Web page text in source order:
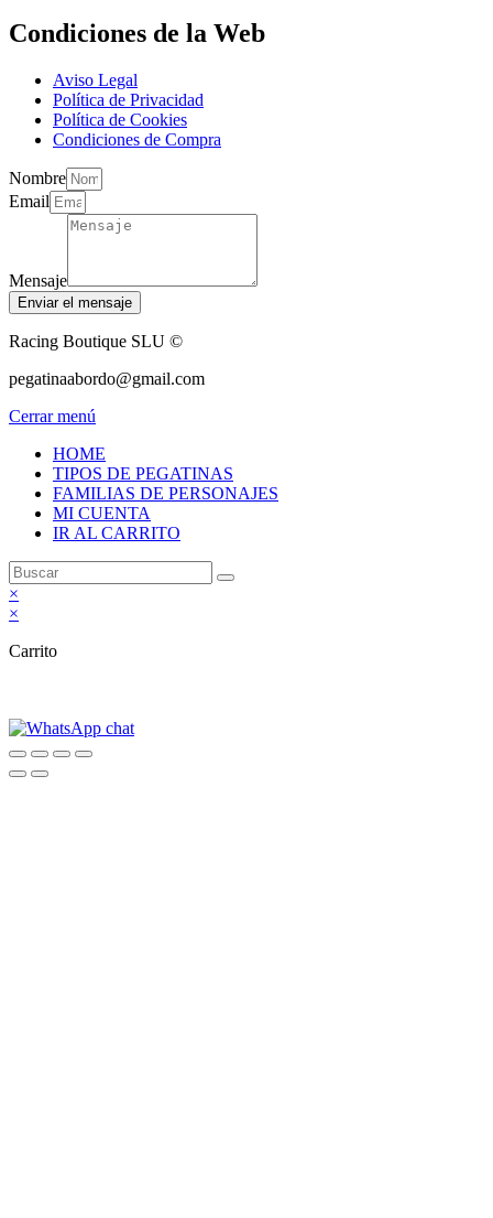
Condiciones de la Web
Aviso Legal
Política de Privacidad
Política de Cookies
Condiciones de Compra
Nombre
Email
Mensaje
Enviar el mensaje
Racing Boutique SLU ©
pegatinaabordo@gmail.com
Cerrar menú
HOME
TIPOS DE PEGATINAS
FAMILIAS DE PERSONAJES
MI CUENTA
IR AL CARRITO
×
×
Carrito